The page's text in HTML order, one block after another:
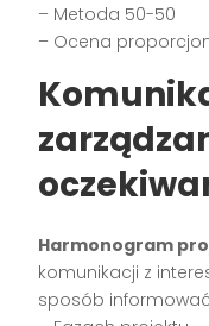
– Metoda 50-50
– Ocena
Harmonogram
komunikacji z
sposób